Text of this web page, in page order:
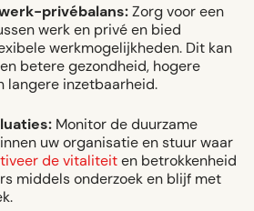
privébalans:Zorg voor een
werk en privé en bied
werkmogelijkheden. Dit kan
betere gezondheid, hogere
langere inzetbaarheid.
Monitor de duurzame
uw organisatie en stuur waar
de vitaliteiten betrokkenheid
middels onderzoek en blijf met